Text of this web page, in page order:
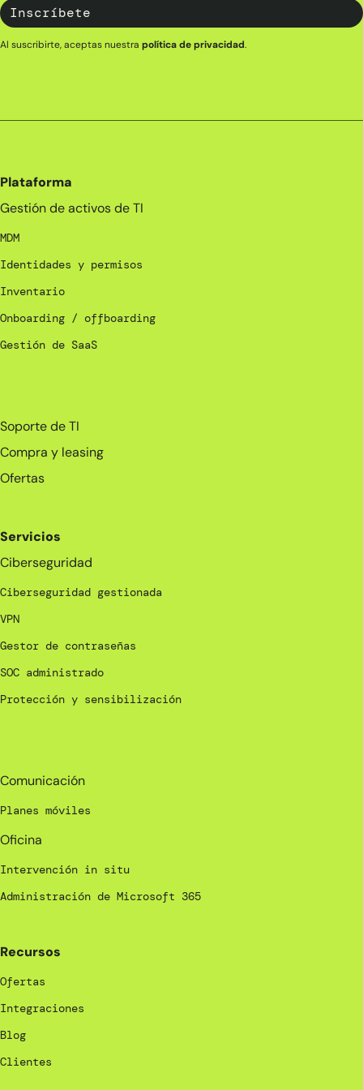
Al suscribirte, aceptas nuestra política de privacidad.
Plataforma
Gestión de activos de TI
MDM
Identidades y permisos
Inventario
Onboarding / offboarding
Gestión de SaaS
Soporte de TI
Compra y leasing
Ofertas
Servicios
Ciberseguridad
Ciberseguridad gestionada
VPN
Gestor de contraseñas
SOC administrado
Protección y sensibilización
Comunicación
Planes móviles
Oficina
Intervención in situ
Administración de Microsoft 365
Recursos
Ofertas
Integraciones
Blog
Clientes